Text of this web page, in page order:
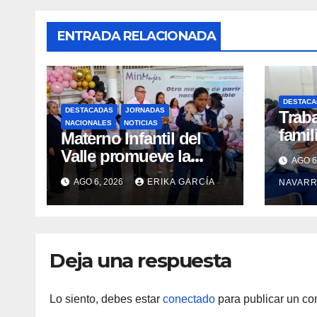
ENTRADA RELACIONADA
DESTACADAS
JORNADAS
NACIONALES
NOTICIAS
Materno Infantil del
Valle promueve la
lactancia materna
como un inicio
sostenible para la vida
AGO 6, 2026 ERIKA GARCÍA
UCV
AGO
Deja una respuesta
Lo siento, debes estar conectado para publicar un